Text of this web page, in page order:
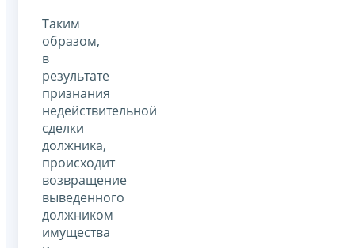
Таким
образом,
в
результате
признания
недействительной
сделки
должника,
происходит
возвращение
выведенного
должником
имущества